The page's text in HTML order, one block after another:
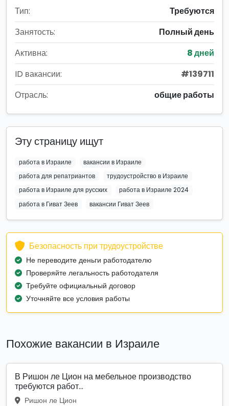
Тип:
Требуются
Занятость:
Полный день
Активна:
8 дней
ID вакансии:
#139711
Отрасль:
общие работы
Эту страницу ищут
работа в Израиле
вакансии в Израиле
работа для репатриантов
трудоустройство в Израиле
работа в Израиле для русских
работа в Израиле 2024
работа в Гиват Зеев
вакансии Гиват Зеев
Безопасность при трудоустройстве
Не переводите деньги работодателю
Проверяйте легальность работодателя
Требуйте официальный договор
Уточняйте все условия работы
Похожие вакансии в Израиле
В Ришон ле Цион на мебельное производство
требуются работ...
Ришон ле Цион